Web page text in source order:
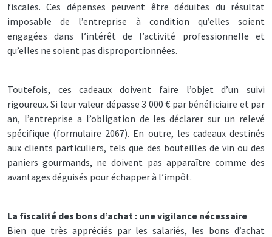
fiscales. Ces dépenses peuvent être déduites du résultat
imposable de l’entreprise à condition qu’elles soient
engagées dans l’intérêt de l’activité professionnelle et
qu’elles ne soient pas disproportionnées.
Toutefois, ces cadeaux doivent faire l’objet d’un suivi
rigoureux. Si leur valeur dépasse 3 000 € par bénéficiaire et par
an, l’entreprise a l’obligation de les déclarer sur un relevé
spécifique (formulaire 2067). En outre, les cadeaux destinés
aux clients particuliers, tels que des bouteilles de vin ou des
paniers gourmands, ne doivent pas apparaître comme des
avantages déguisés pour échapper à l’impôt.
La fiscalité des bons d’achat : une vigilance nécessaire
Bien que très appréciés par les salariés, les bons d’achat